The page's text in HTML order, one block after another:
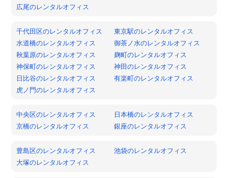
広尾のレンタルオフィス
千代田区のレンタルオフィス
東京駅のレンタルオフィス
水道橋のレンタルオフィス
御茶ノ水のレンタルオフィス
秋葉原のレンタルオフィス
麹町のレンタルオフィス
神保町のレンタルオフィス
神田のレンタルオフィス
日比谷のレンタルオフィス
有楽町のレンタルオフィス
虎ノ門のレンタルオフィス
中央区のレンタルオフィス
日本橋のレンタルオフィス
京橋のレンタルオフィス
銀座のレンタルオフィス
豊島区のレンタルオフィス
池袋のレンタルオフィス
大塚のレンタルオフィス